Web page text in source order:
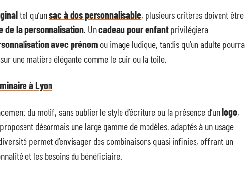
tel qu’unsac à dos personnalisable, plusieurs critères doivent être
de la personnalisation. Uncadeau pour enfant privilégiera
avec prénom ou image ludique, tandis qu’un adulte pourra
une matière élégante comme le cuir ou la toile.
à Lyon
du motif, sans oublier le style d’écriture ou la présence d’unlogo,
désormais une large gamme de modèles, adaptés à un usage
permet d’envisager des combinaisons quasi infinies, offrant un
et les besoins du bénéficiaire.